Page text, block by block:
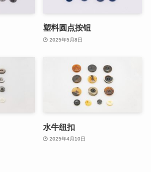
塑料圆点按钮
2025年5月8日
水牛纽扣
2025年4月10日